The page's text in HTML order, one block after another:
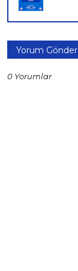
Yorum Gönder
0 Yorumlar